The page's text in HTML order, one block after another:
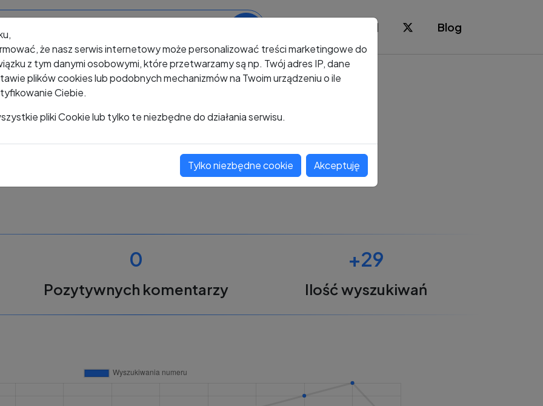
Blog
+48 534 059 517
Oceń ten numer
0
Pozytywnych komentarzy
+29
Ilość wyszukiwań
że nasz serwis internetowy może personalizować treści marketingowe do
z tym danymi osobowymi, które przetwarzamy są np. Twój adres IP, dane
plików cookies lub podobnych mechanizmów na Twoim urządzeniu o ile
Ciebie.
pliki Cookie lub tylko te niezbędne do działania serwisu.
Tylko niezbędne cookie Akceptuję